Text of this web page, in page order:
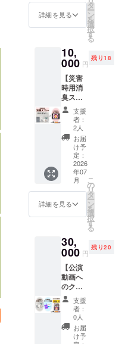
的ホー
ル」
ー ・ク
ラウド
ディン
グご支
援者様
用の座
席をご
用意さ
せてい
ただき
ます。
ご希望
の座席
の場所
ました
ら“備考
ださ
い。(例:
階段が
少ない
ところ
が良
い、ト
イレに
近い通
路側の
席が良
月で
す。 ・
ーーー
ーーー
ーーー
ー “備考
欄”に、
認知症
や介護
につい
ての思
い出、
ご支援
いただ
いた理
由をお
聞かせ
いただ
けます
際、
「公開
とご記
入いた
だけま
した
ら、こ
のクラ
ウド
ファン
災害時
や介護
現場で
入浴で
状況に
ある方
に是非
使用し
ていた
だきた
い、体
に優し
い抗
菌・抗
ウイル
ス・消
臭ミス
トで
す。 ・
個数/1
個 ・発
・お申
し込み
時のご
住所に
発送さ
せてい
ただき
ます。 ◉
公演特
別席ご
招待
詳細を見る
タ
ー
ン
を
選
択
す
る
10,
000 円
残り18
【災害
時用消
臭スプ
レー＋
特別編
集版公
演動
画】 災
害時用
消臭ス
プレー
と今回
の公演
の
ショー
トス
リーな
どを編
集した
動画を
お届け
しま
す。
ーーー
ーーー
ーーー
ー ◉災害
支援
者：
2人
お届
け予
定：
2026
年07
月
詳細を見る
こ
の
リ
タ
ー
ン
を
選
択
す
る
30,
000 円
残り20
【公演
動画へ
のクレ
ジット
掲載＋
公演特
別席ご
招待＋
支援
者：
0人
お届
け予